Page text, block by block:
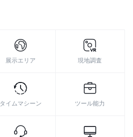
展示エリア 現地調査
タイムマシーン ツール能力